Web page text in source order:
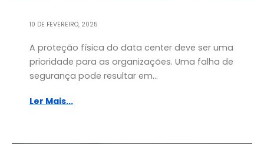
10 DE FEVEREIRO, 2025
A proteção física do data center deve ser uma
prioridade para as organizações. Uma falha de
segurança pode resultar em...
Ler Mais...